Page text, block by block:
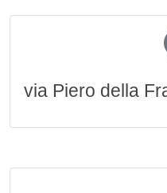
via Piero della